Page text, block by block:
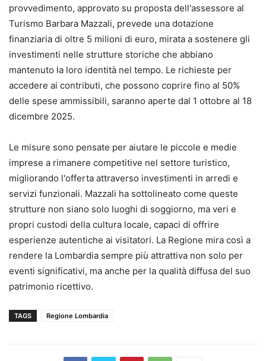
provvedimento, approvato su proposta dell'assessore al
Turismo Barbara Mazzali, prevede una dotazione
finanziaria di oltre 5 milioni di euro, mirata a sostenere gli
investimenti nelle strutture storiche che abbiano
mantenuto la loro identità nel tempo. Le richieste per
accedere ai contributi, che possono coprire fino al 50%
delle spese ammissibili, saranno aperte dal 1 ottobre al 18
dicembre 2025.
Le misure sono pensate per aiutare le piccole e medie
imprese a rimanere competitive nel settore turistico,
migliorando l'offerta attraverso investimenti in arredi e
servizi funzionali. Mazzali ha sottolineato come queste
strutture non siano solo luoghi di soggiorno, ma veri e
propri custodi della cultura locale, capaci di offrire
esperienze autentiche ai visitatori. La Regione mira così a
rendere la Lombardia sempre più attrattiva non solo per
eventi significativi, ma anche per la qualità diffusa del suo
patrimonio ricettivo.
TAGS Regione Lombardia